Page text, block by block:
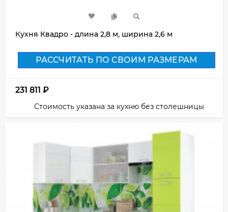
Кухня Квадро - длина 2,8 м, ширина 2,6 м
РАССЧИТАТЬ ПО СВОИМ РАЗМЕРАМ
231 811 ₽
Стоимость указана за кухню без столешницы